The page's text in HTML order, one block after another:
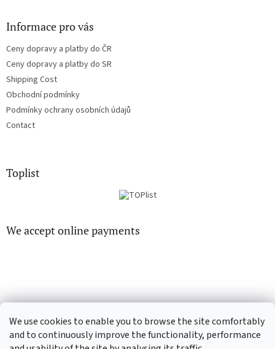
We use cookies to enable you to browse the site comfortably
and to continuously improve the functionality, performance
Informace pro vás
Ceny dopravy a platby do ČR
Ceny dopravy a platby do SR
Shipping Cost
Obchodní podmínky
Podmínky ochrany osobních údajů
Contact
Toplist
We accept online payments